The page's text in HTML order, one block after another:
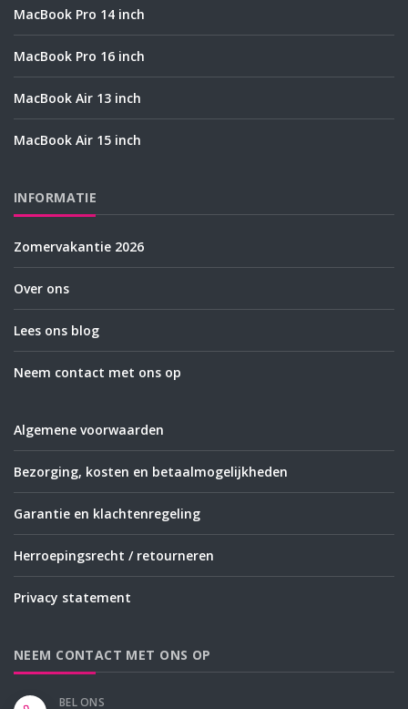
MacBook Pro 14 inch
MacBook Pro 16 inch
MacBook Air 13 inch
MacBook Air 15 inch
INFORMATIE
Zomervakantie 2026
Over ons
Lees ons blog
Neem contact met ons op
Algemene voorwaarden
Bezorging, kosten en betaalmogelijkheden
Garantie en klachtenregeling
Herroepingsrecht / retourneren
Privacy statement
NEEM CONTACT MET ONS OP
BEL ONS